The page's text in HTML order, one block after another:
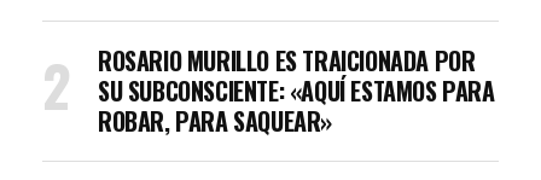
ROSARIO MURILLO ES TRAICIONADA POR
SU SUBCONSCIENTE: «AQUÍ ESTAMOS PARA
ROBAR, PARA SAQUEAR»